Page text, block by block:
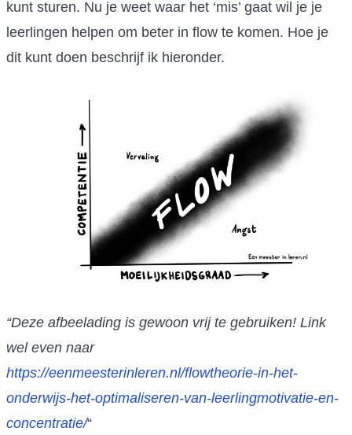
kunt sturen. Nu je weet waar het ‘mis’ gaat wil je je
leerlingen helpen om beter in flow te komen. Hoe je
dit kunt doen beschrijf ik hieronder.
“Deze afbeelading is gewoon vrij te gebruiken! Link
wel even naar
https://eenmeesterinleren.nl/flowtheorie-in-het-
onderwijs-het-optimaliseren-van-leerlingmotivatie-en-
concentratie/“